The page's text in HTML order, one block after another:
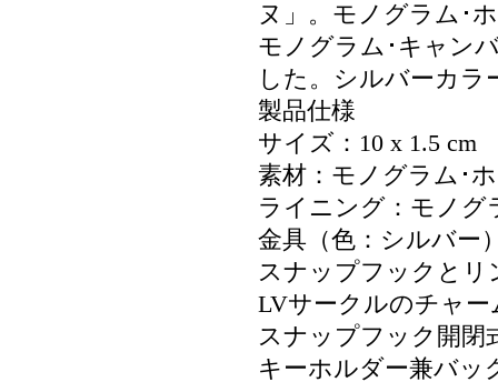
ヌ」。モノグラム･
モノグラム･キャン
した。シルバーカラ
製品仕様
サイズ：10 x 1.5 cm
素材：モノグラム･
ライニング：モノ
金具（色：シルバー
スナップフックとリ
LVサークルのチャー
スナップフック開閉
キーホルダー兼バッ